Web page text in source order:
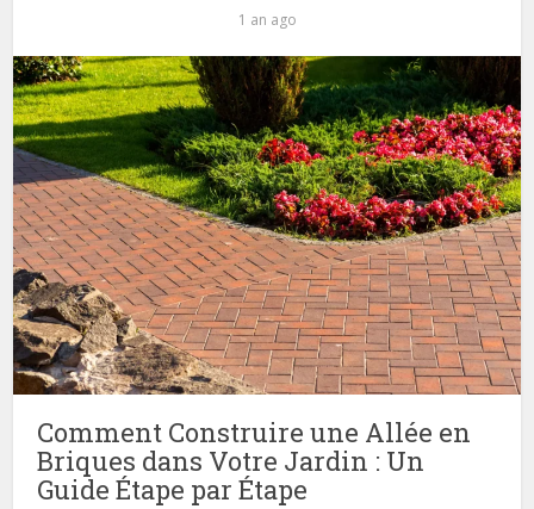
1 an ago
Comment Construire une Allée en
Briques dans Votre Jardin : Un
Guide Étape par Étape